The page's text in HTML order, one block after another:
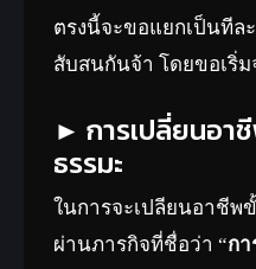
ตรงนี้จะขอแยกเป็นทีล
สับสนกันจ้า โดยขอเริ่
► การเปลี่ยนอา
ธรรมะ
ในการจะเปลียนอาชีพ
ผ่านภารกิจที่ชื่อว่า “ก